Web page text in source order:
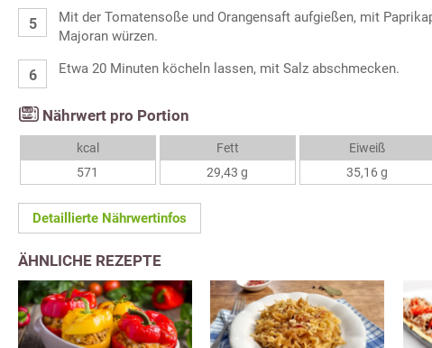
Mit der Tomatensoße und Orangensaft aufgießen, mit
Majoran würzen.
Etwa 20 Minuten köcheln lassen, mit Salz abschmecken.
Nährwert pro Portion
kcal
571
Fett
29,43 g
Eiweiß
35,16 g
Detaillierte Nährwertinfos
ÄHNLICHE REZEPTE